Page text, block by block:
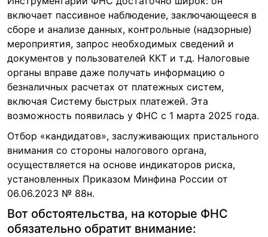
включает пассивное наблюдение, заключающееся в
сборе и анализе данных, контрольные (надзорные)
мероприятия, запрос необходимых сведений и
документов у пользователей ККТ и т.д. Налоговые
органы вправе даже получать информацию о
безналичных расчетах от платежных систем,
включая Систему быстрых платежей. Эта
возможность появилась у ФНС с 1 марта 2025 года.
Отбор «кандидатов», заслуживающих пристального
внимания со стороны налогового органа,
осуществляется на основе индикаторов риска,
установленных Приказом Минфина России от
06.06.2023 № 88н.
Вот обстоятельства, на которые ФНС
обязательно обратит внимание: